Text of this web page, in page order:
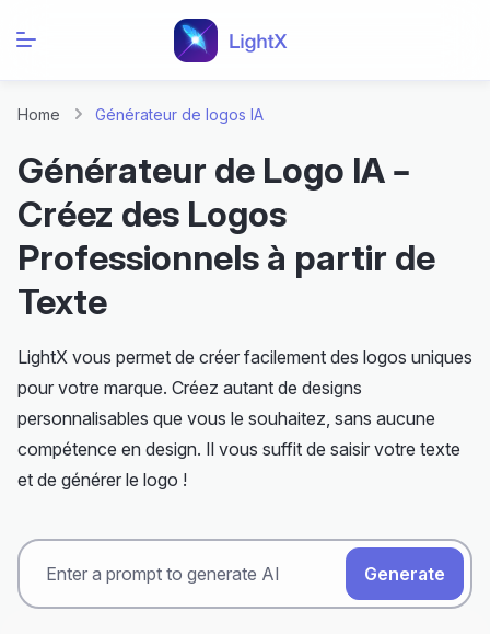
Home Générateur de logos IA
Générateur de Logo IA –
Créez des Logos
Professionnels à partir de
Texte
LightX vous permet de créer facilement des logos uniques
pour votre marque. Créez autant de designs
personnalisables que vous le souhaitez, sans aucune
compétence en design. Il vous suffit de saisir votre texte
et de générer le logo !
Generate